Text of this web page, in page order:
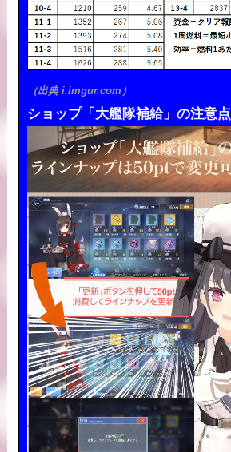
（出典 i.imgur.com）
ショップ「大艦隊補給」の注意点